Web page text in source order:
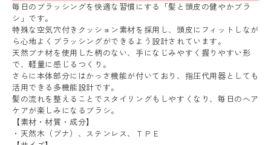
毎日のブラッシングを快適な習慣にする「髪と頭皮の健やかブラ
シ」です。
特殊な空気穴付きクッション素材を採用し、頭皮にフィットしなが
ら心地よくブラッシングができるよう設計されています。
天然ブナ材を使用した柄のない、手になじみやすく握りやすい形
で、軽量に感じるつくり。
さらに本体部分にはかっさ機能が付いており、指圧代用器としても
活用できる多機能設計です。
髪の流れを整えることでスタイリングもしやすくなり、毎日のヘア
ケアが楽しみになるブラシ。
【素材・材質・成分】
・天然木（ブナ）、ステンレス、ＴＰＥ